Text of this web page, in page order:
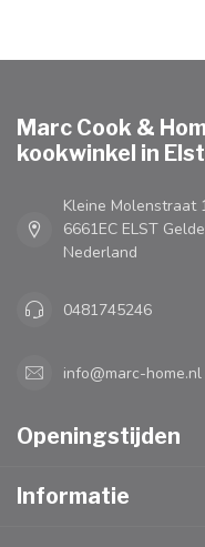
Marc Cook &
kookwinkel in Elst |
Kleine Molenstraat
6661EC ELST
Nederland
0481745246
info@marc-home.nl
Openingstijden
Informatie